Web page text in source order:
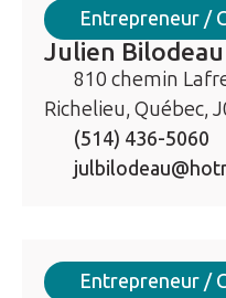
Entrepreneur /
Julien Bilodeau
810 chemin
Richelieu, Québec,
(514) 436-5060
Entrepreneur /